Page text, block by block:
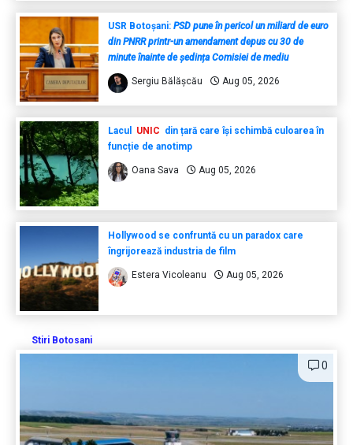
USR Botoșani: PSD pune în pericol un miliard de euro
din PNRR printr-un amendament depus cu 30 de
minute înainte de ședința Comisiei de mediu
Sergiu Bălășcău Aug 05, 2026
Lacul UNIC din țară care își schimbă culoarea în
funcție de anotimp
Oana Sava Aug 05, 2026
Hollywood se confruntă cu un paradox care
îngrijorează industria de film
Estera Vicoleanu Aug 05, 2026
Stiri Botosani
0